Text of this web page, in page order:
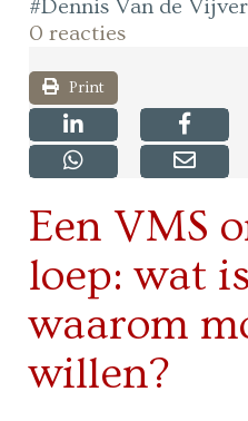
#Dennis Van de Vijver
0 reacties
Print
Een VMS
loep: wat
waarom
willen?